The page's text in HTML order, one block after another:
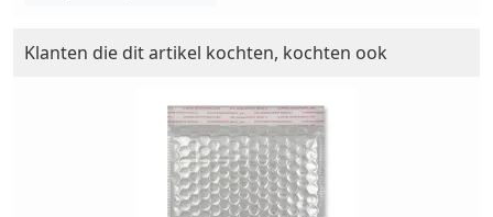
Klanten die dit artikel kochten, kochten ook